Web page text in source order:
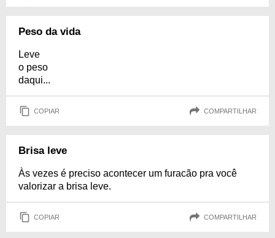
Peso da vida
Leve
o peso
daqui...
COPIAR COMPARTILHAR
Brisa leve
Às vezes é preciso acontecer um furacão pra você
valorizar a brisa leve.
COPIAR COMPARTILHAR